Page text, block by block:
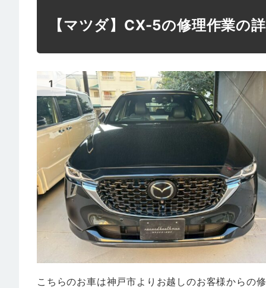
【マツダ】CX-5の修理作業の
こちらのお車は神戸市よりお越しのお客様からの